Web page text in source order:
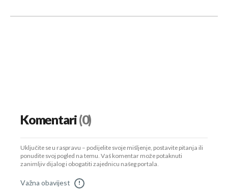
Komentari(0)
Uključite se u raspravu – podijelite svoje mišljenje, postavite pitanja ili
ponudite svoj pogled na temu. Vaš komentar može potaknuti
zanimljiv dijalog i obogatiti zajednicu našeg portala.
Važna obavijest !